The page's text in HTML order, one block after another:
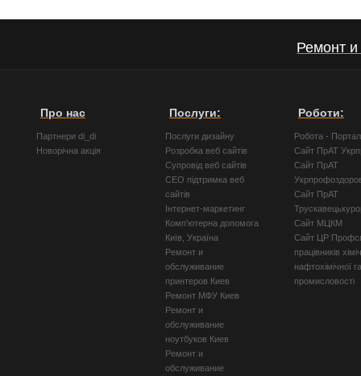
Ремонт
Про нас
Партнери di_di
Новорічна акція
Послуги:
Послуги дизайну
Розробка веб сайтів
Супровід веб сайтів
СЕО підтримка веб
сайтів
Інтернет-маркетинг
Комп'ютерна допомога
Київ, Україна
Ремонт и
обслуживание
принтеров Киев
Ремонт МФУ Киев
Ремонт и
обслуживание
ноутбуков Киев
Ремонт и
обслуживание
Роботи:
Робота -
Сайт ПрАТ
Сайт ПрАТ
Сайт ПрАТ
Сайт МЦКМ
Сайт ЦР
працівників
нафтохімічної
промисловості